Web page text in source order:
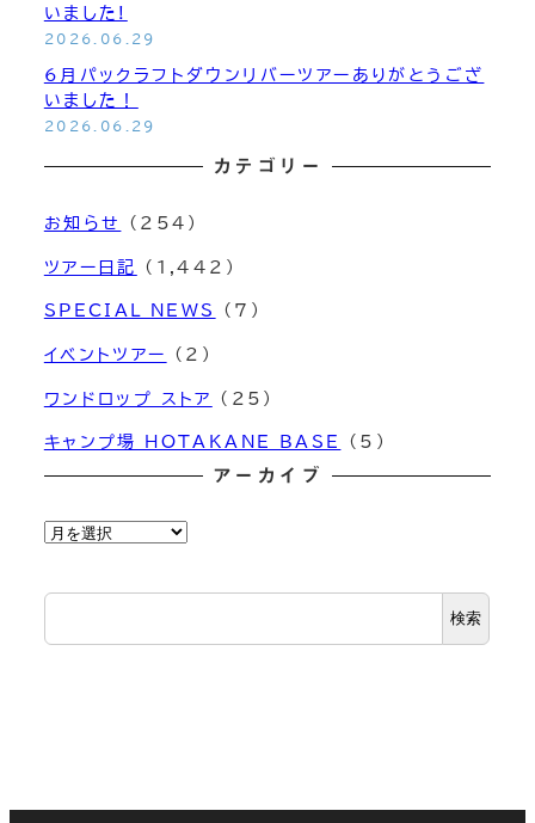
いました!
2026.06.29
6月パックラフトダウンリバーツアーありがとうござ
いました！
2026.06.29
カテゴリー
お知らせ (254)
ツアー日記 (1,442)
SPECIAL NEWS (7)
イベントツアー (2)
ワンドロップ ストア (25)
キャンプ場 HOTAKANE BASE (5)
アーカイブ
ア
カ
検索